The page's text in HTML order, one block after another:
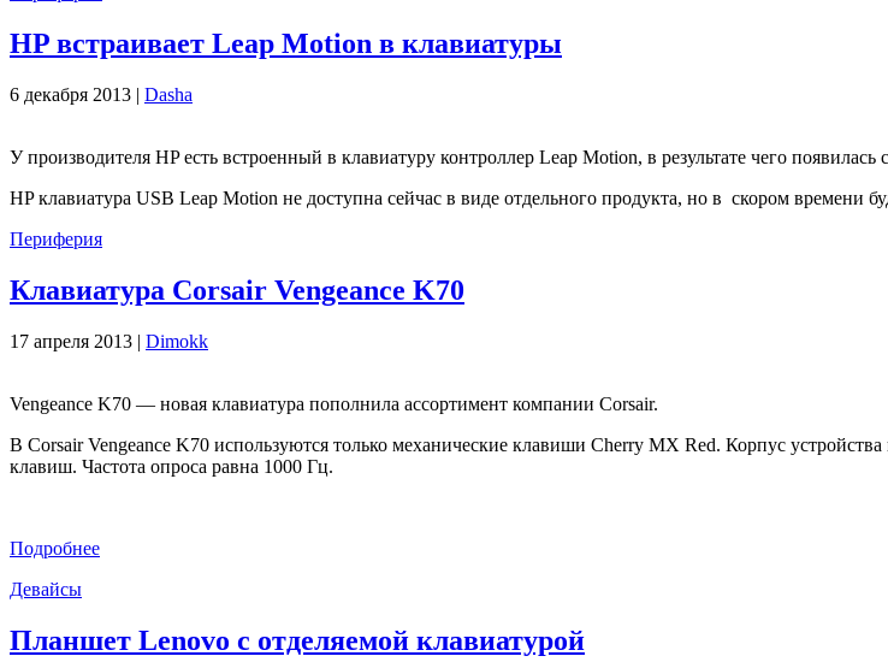
HP встраивает Leap Motion в клавиатуры
6 декабря 2013 | Dasha
У производителя HP есть встроенный в клавиатуру контроллер Leap Motion, в результате чего
HP клавиатура USB Leap Motion не доступна сейчас в виде отдельного продукта, но в скором времени
Периферия
Клавиатура Corsair Vengeance K70
17 апреля 2013 | Dimokk
Vengeance K70 — новая клавиатура пополнила ассортимент компании Corsair.
В Corsair Vengeance K70 используются только механические клавиши Cherry MX Red. Корпус
клавиш. Частота опроса равна 1000 Гц.
Подробнее
Девайсы
Планшет Lenovo с отделяемой клавиатурой